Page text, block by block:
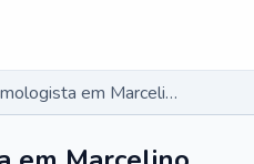
Pneumologista em Marcelino Ramos - RS